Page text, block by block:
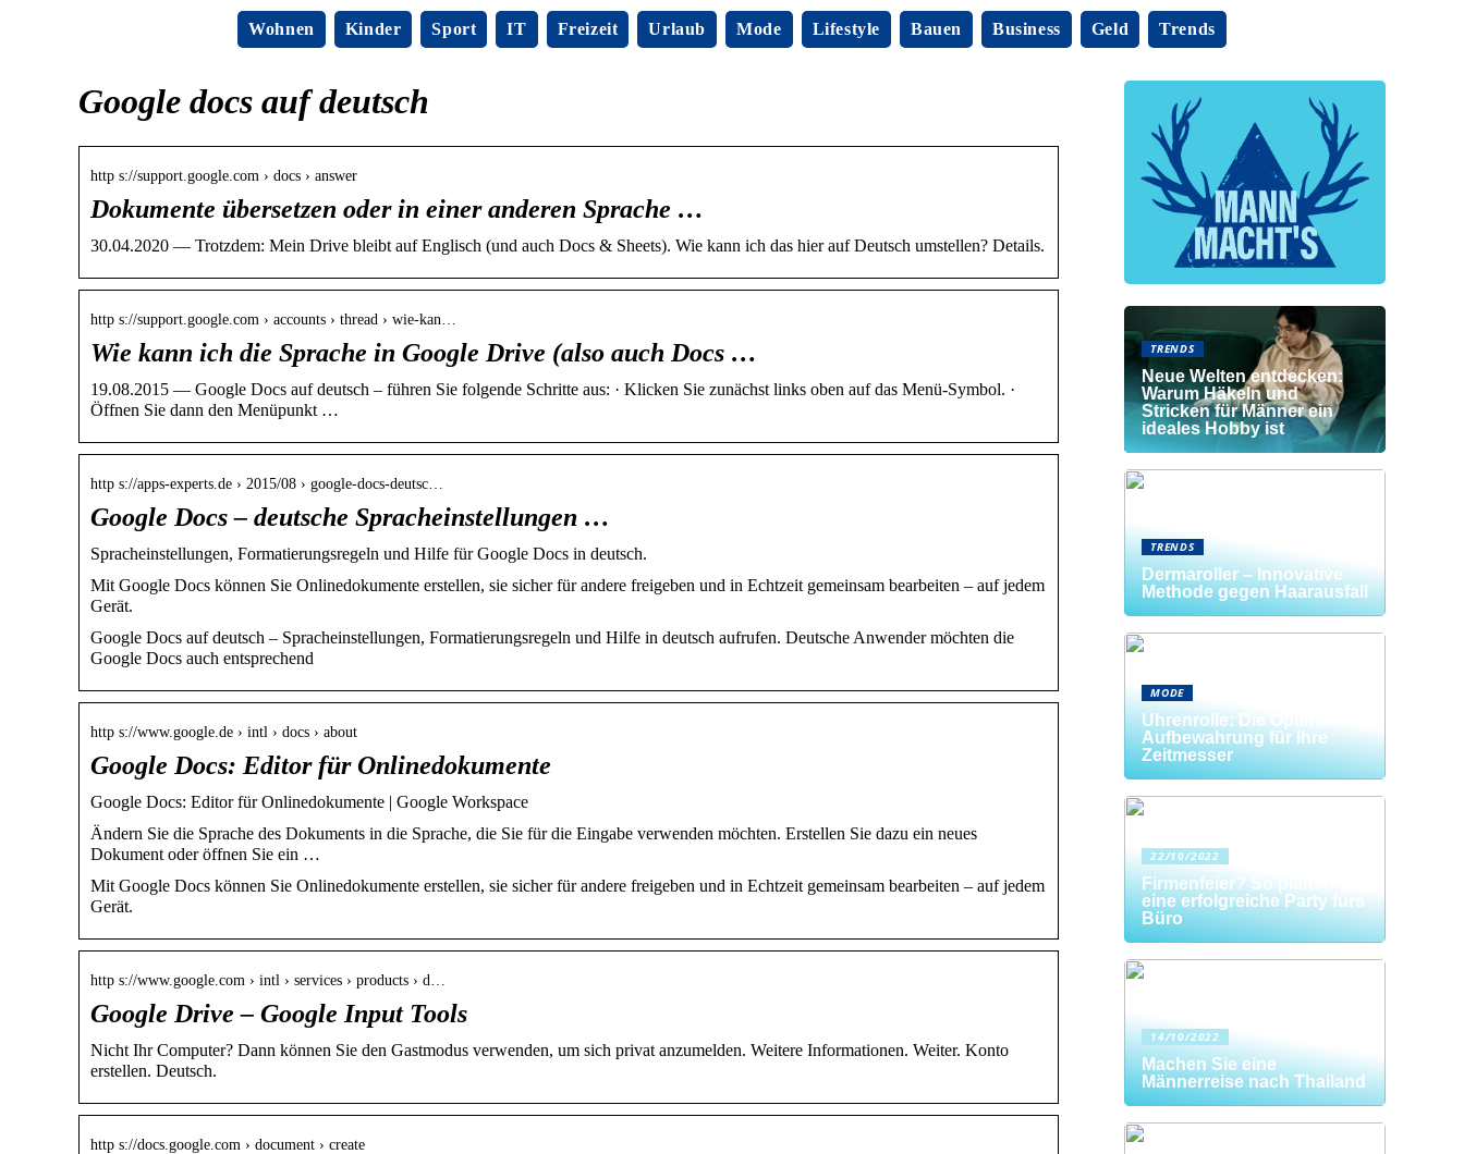
Wohnen Kinder Sport IT Freizeit Urlaub Mode Lifestyle Bauen Business Geld Trends
Google docs auf deutsch
http s://support.google.com › docs › answer
Dokumente übersetzen oder in einer anderen Sprache …
30.04.2020 — Trotzdem: Mein Drive bleibt auf Englisch (und auch Docs & Sheets). Wie kann ich das hier auf Deutsch umstellen? Details.
http s://support.google.com › accounts › thread › wie-kan…
Wie kann ich die Sprache in Google Drive (also auch Docs …
19.08.2015 — Google Docs auf deutsch – führen Sie folgende Schritte aus: · Klicken Sie zunächst links oben auf das Menü-Symbol. ·
Öffnen Sie dann den Menüpunkt …
http s://apps-experts.de › 2015/08 › google-docs-deutsc…
Google Docs – deutsche Spracheinstellungen …
Spracheinstellungen, Formatierungsregeln und Hilfe für Google Docs in deutsch.
Mit Google Docs können Sie Onlinedokumente erstellen, sie sicher für andere freigeben und in Echtzeit gemeinsam bearbeiten – auf jedem
Gerät.
Google Docs auf deutsch – Spracheinstellungen, Formatierungsregeln und Hilfe in deutsch aufrufen. Deutsche Anwender möchten die
Google Docs auch entsprechend
http s://www.google.de › intl › docs › about
Google Docs: Editor für Onlinedokumente
Google Docs: Editor für Onlinedokumente | Google Workspace
Ändern Sie die Sprache des Dokuments in die Sprache, die Sie für die Eingabe verwenden möchten. Erstellen Sie dazu ein neues
Dokument oder öffnen Sie ein …
Mit Google Docs können Sie Onlinedokumente erstellen, sie sicher für andere freigeben und in Echtzeit gemeinsam bearbeiten – auf jedem
Gerät.
http s://www.google.com › intl › services › products › d…
Google Drive – Google Input Tools
Nicht Ihr Computer? Dann können Sie den Gastmodus verwenden, um sich privat anzumelden. Weitere Informationen. Weiter. Konto
erstellen. Deutsch.
http s://docs.google.com › document › create
TRENDS
Neue Welten entdecken:
Warum Häkeln und
Stricken für Männer ein
ideales Hobby ist
TRENDS
Dermaroller – Innovative
Methode gegen Haarausfall
MODE
Uhrenrolle: Die Optimale
Aufbewahrung für Ihre
Zeitmesser
22/10/2022
Firmenfeier? So planen Sie
eine erfolgreiche Party fürs
Büro
14/10/2022
Machen Sie eine
Männerreise nach Thailand